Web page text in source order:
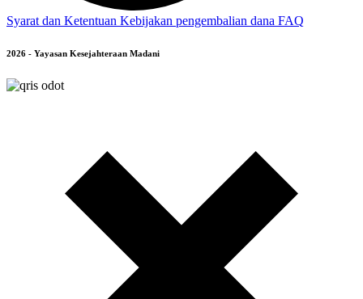
Syarat dan Ketentuan Kebijakan pengembalian dana FAQ
2026 - Yayasan Kesejahteraan Madani